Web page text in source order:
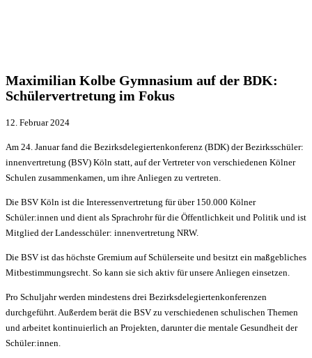
Maximilian Kolbe Gymnasium auf der BDK:
Schülervertretung im Fokus
12. Februar 2024
Am 24. Januar fand die Bezirksdelegiertenkonferenz (BDK) der Bezirksschüler:
innenvertretung (BSV) Köln statt, auf der Vertreter von verschiedenen Kölner
Schulen zusammenkamen, um ihre Anliegen zu vertreten.
Die BSV Köln ist die Interessenvertretung für über 150.000 Kölner
Schüler:innen und dient als Sprachrohr für die Öffentlichkeit und Politik und ist
Mitglied der Landesschüler: innenvertretung NRW.
Die BSV ist das höchste Gremium auf Schülerseite und besitzt ein maßgebliches
Mitbestimmungsrecht. So kann sie sich aktiv für unsere Anliegen einsetzen.
Pro Schuljahr werden mindestens drei Bezirksdelegiertenkonferenzen
durchgeführt. Außerdem berät die BSV zu verschiedenen schulischen Themen
und arbeitet kontinuierlich an Projekten, darunter die mentale Gesundheit der
Schüler:innen.